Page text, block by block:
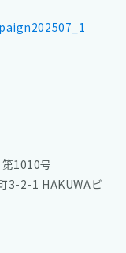
1010号
3-2-1 HAKUWAビ